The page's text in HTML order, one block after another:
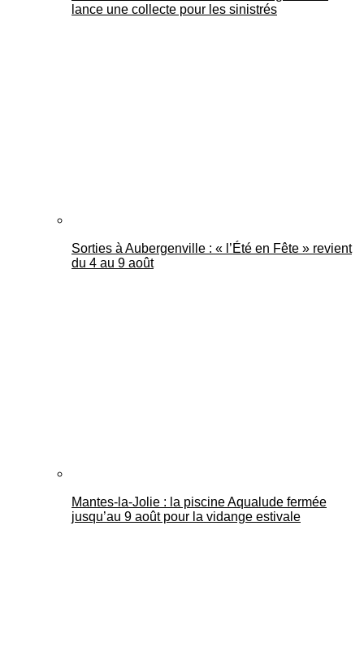
lance une collecte pour les sinistrés
Sorties à Aubergenville : « l’Été en Fête » revient
du 4 au 9 août
Mantes-la-Jolie : la piscine Aqualude fermée
jusqu’au 9 août pour la vidange estivale